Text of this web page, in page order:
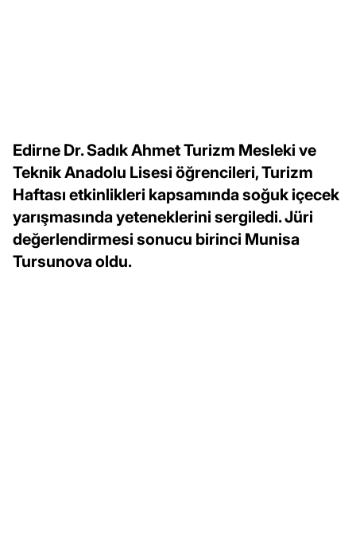
Edirne Dr. Sadık Ahmet Turizm Mesleki ve
Teknik Anadolu Lisesi öğrencileri, Turizm
Haftası etkinlikleri kapsamında soğuk içecek
yarışmasında yeteneklerini sergiledi. Jüri
değerlendirmesi sonucu birinci Munisa
Tursunova oldu.